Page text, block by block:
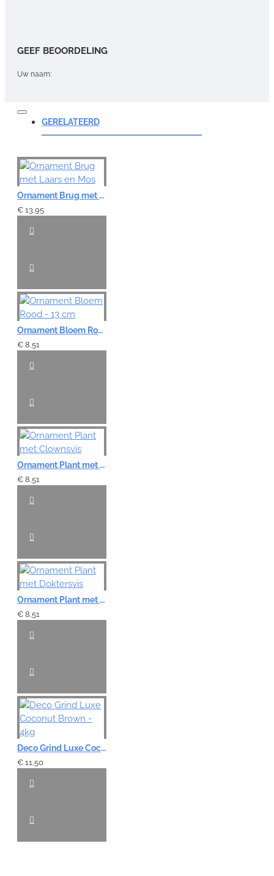
GEEF BEOORDELING
Uw naam:
Opmerking:
Note:HTML-code wordt niet vertaald!
Waardering:
GERELATEERD
Ornament Brug met Laars en Mos
€ 13,95
Ornament Bloem Rood - 13 cm
€ 8,51
Ornament Plant met Clownsvis
€ 8,51
Ornament Plant met Doktersvis
€ 8,51
Deco Grind Luxe Coconut Brown - 4kg
€ 11,50